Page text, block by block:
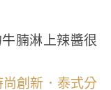
腩淋上辣醬很